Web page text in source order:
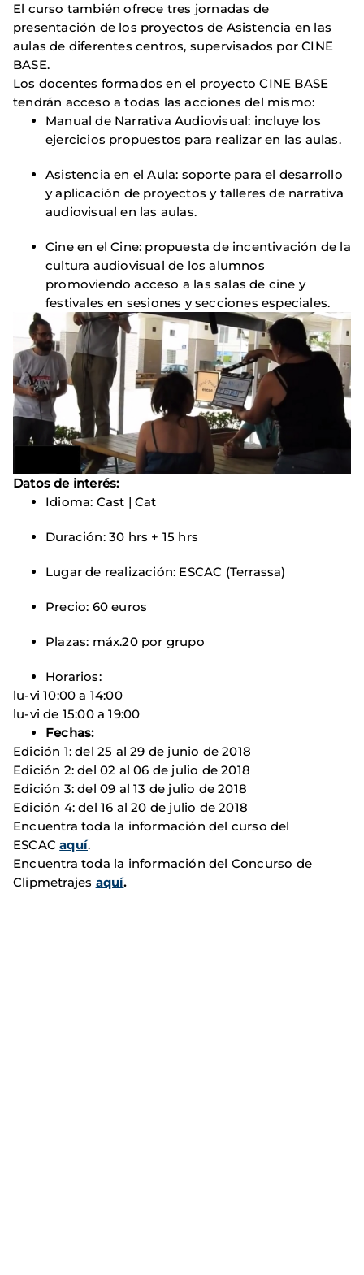
El curso también ofrece tres jornadas de
presentación de los proyectos de Asistencia en las
aulas de diferentes centros, supervisados por CINE
BASE.
Los docentes formados en el proyecto CINE BASE
tendrán acceso a todas las acciones del mismo:
Manual de Narrativa Audiovisual: incluye los
ejercicios propuestos para realizar en las aulas.
Asistencia en el Aula: soporte para el desarrollo
y aplicación de proyectos y talleres de narrativa
audiovisual en las aulas.
Cine en el Cine: propuesta de incentivación de la
cultura audiovisual de los alumnos
promoviendo acceso a las salas de cine y
festivales en sesiones y secciones especiales.
Datos de interés:
Idioma: Cast | Cat
Duración: 30 hrs + 15 hrs
Lugar de realización: ESCAC (Terrassa)
Precio: 60 euros
Plazas: máx.20 por grupo
Horarios:
lu-vi 10:00 a 14:00
lu-vi de 15:00 a 19:00
Fechas:
Edición 1: del 25 al 29 de junio de 2018
Edición 2: del 02 al 06 de julio de 2018
Edición 3: del 09 al 13 de julio de 2018
Edición 4: del 16 al 20 de julio de 2018
Encuentra toda la información del curso del
ESCACaquí.
Encuentra toda la información del Concurso de
Clipmetrajes aquí.